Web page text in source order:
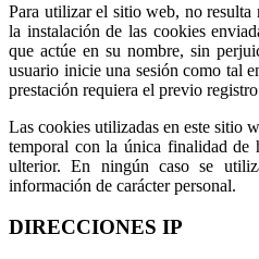
Para utilizar el sitio web, no resulta
la instalación de las cookies
que actúe en su nombre, sin
usuario inicie una sesión como tal
prestación requiera el previo
Las cookies utilizadas en este sitio
temporal con la única finalidad de
ulterior. En ningún caso se
información de carácter personal.
DIRECCIONES IP